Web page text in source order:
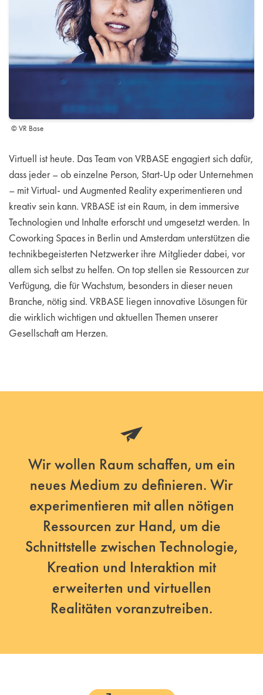
© VR Base
Virtuell ist heute. Das Team von VRBASE engagiert sich dafür,
dass jeder – ob einzelne Person, Start-Up oder Unternehmen
– mit Virtual- und Augmented Reality experimentieren und
kreativ sein kann. VRBASE ist ein Raum, in dem immersive
Technologien und Inhalte erforscht und umgesetzt werden. In
Coworking Spaces in Berlin und Amsterdam unterstützen die
technikbegeisterten Netzwerker ihre Mitglieder dabei, vor
allem sich selbst zu helfen. On top stellen sie Ressourcen zur
Verfügung, die für Wachstum, besonders in dieser neuen
Branche, nötig sind. VRBASE liegen innovative Lösungen für
die wirklich wichtigen und aktuellen Themen unserer
Gesellschaft am Herzen.
Wir wollen Raum schaffen, um ein
neues Medium zu definieren. Wir
experimentieren mit allen nötigen
Ressourcen zur Hand, um die
Schnittstelle zwischen Technologie,
Kreation und Interaktion mit
erweiterten und virtuellen
Realitäten voranzutreiben.